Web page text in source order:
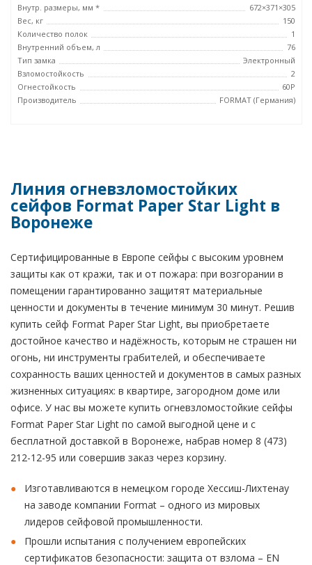
Внутр. размеры, мм *
672×371×305
Вес, кг
150
Количество полок
1
Внутренний объем, л
76
Тип замка
Электронный
Взломостойкость
2
Огнестойкость
60P
Производитель
FORMAT (Германия)
Линия огневзломостойких
сейфов Format Paper Star Light в
Воронеже
Сертифицированные в Европе сейфы с высоким уровнем
защиты как от кражи, так и от пожара: при возгорании в
помещении гарантированно защитят материальные
ценности и документы в течение минимум 30 минут. Решив
купить сейф Format Paper Star Light, вы приобретаете
достойное качество и надёжность, которым не страшен ни
огонь, ни инструменты грабителей, и обеспечиваете
сохранность ваших ценностей и документов в самых разных
жизненных ситуациях: в квартире, загородном доме или
офисе. У нас вы можете купить огневзломостойкие сейфы
Format Paper Star Light по самой выгодной цене и с
бесплатной доставкой в Воронеже, набрав номер 8 (473)
212-12-95 или совершив заказ через корзину.
Изготавливаются в немецком городе Хессиш-Лихтенау
на заводе компании Format – одного из мировых
лидеров сейфовой промышленности.
Прошли испытания с получением европейских
сертификатов безопасности: защита от взлома – EN